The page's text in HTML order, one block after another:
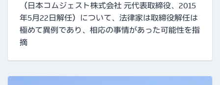
（日本コムジェスト株式会社 元代表取締役、2015
年5月22日解任）について、法律家は取締役解任は
極めて異例であり、相応の事情があった可能性を指
摘